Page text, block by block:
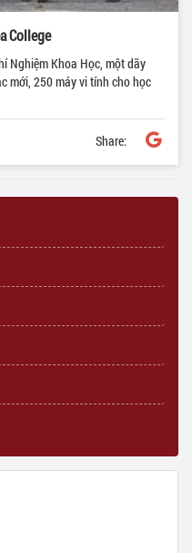
College
Nghiệm Khoa Học, một dãy
mới, 250 máy vi tính cho học
Share: